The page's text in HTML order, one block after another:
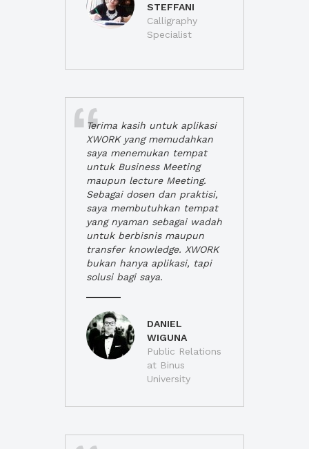
STEFFANI
Calligraphy
Specialist
Terima kasih untuk aplikasi
XWORK yang memudahkan
saya menemukan tempat
untuk Business Meeting
maupun lecture Meeting.
Sebagai dosen dan praktisi,
saya membutuhkan tempat
yang nyaman sebagai wadah
untuk berbisnis maupun
transfer knowledge. XWORK
bukan hanya aplikasi, tapi
solusi bagi saya.
DANIEL
WIGUNA
Public Relations
at Binus
University